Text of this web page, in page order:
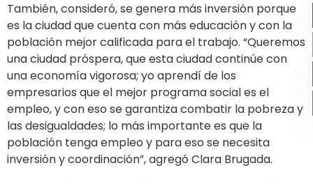
También, consideró, se genera más inversión porque
es la ciudad que cuenta con más educación y con la
población mejor calificada para el trabajo. “Queremos
una ciudad próspera, que esta ciudad continúe con
una economía vigorosa; yo aprendí de los
empresarios que el mejor programa social es el
empleo, y con eso se garantiza combatir la pobreza y
las desigualdades; lo más importante es que la
población tenga empleo y para eso se necesita
inversión y coordinación”, agregó Clara Brugada.